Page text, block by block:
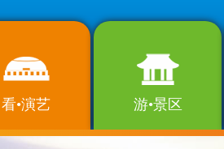
看•演艺 游•景区